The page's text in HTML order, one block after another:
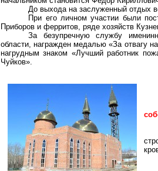
До выхода на заслуженный отдых
При его личном участии были
Приборов и ферритов, ряде хозяйств
За безупречную службу
области, награжден медалью «За отвагу
нагрудным знаком «Лучший работник
Чуйков».